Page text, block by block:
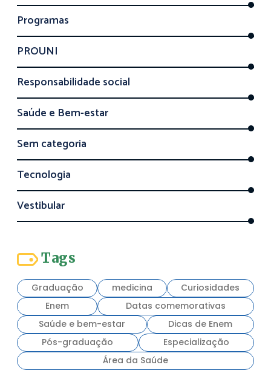
Programas
PROUNI
Responsabilidade social
Saúde e Bem-estar
Sem categoria
Tecnologia
Vestibular
Tags
Graduação medicina
Curiosidades
Enem
Datas comemorativas
Saúde e bem-estar
Dicas de Enem
Pós-graduação
Especialização
Área da Saúde